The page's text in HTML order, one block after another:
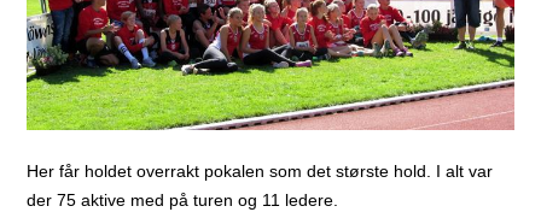
Her får holdet overrakt pokalen som det største hold. I alt var
der 75 aktive med på turen og 11 ledere.